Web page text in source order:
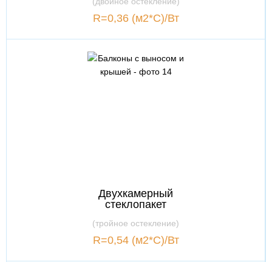
R=0,36 (м2*С)/Вт
Двухкамерный
стеклопакет
(тройное остекление)
R=0,54 (м2*С)/Вт